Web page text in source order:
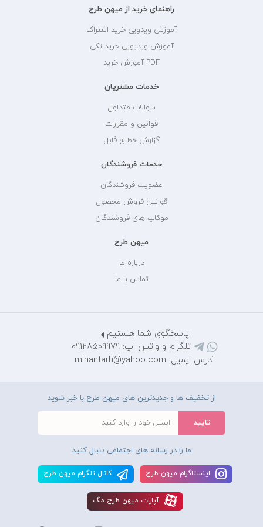
راهنمای خرید از میهن طرح
آموزش ویدویی خرید اشتراک
آموزش ویدیویی خرید تکی
PDF آموزش خرید
خدمات مشتریان
سوالات متداول
قوانین و مقررات
گزارش خطای فایل
خدمات فروشندگان
عضویت فروشندگان
قوانین فروش محصول
موکاپ های فروشندگان
میهن طرح
درباره ما
تماس با ما
پاسخگوی شما هستیم
تلگرام و واتس اپ: 09128509979
آدرس ایمیل: mihantarh@yahoo.com
از تخفیف ها و جدیدترین های میهن طرح با خبر شوید
ما را در رسانه های اجتماعی دنبال کنید
اينستاگرام ميهن طرح کانال تلگرام ميهن طرح
آپارات ميهن طرح مگ